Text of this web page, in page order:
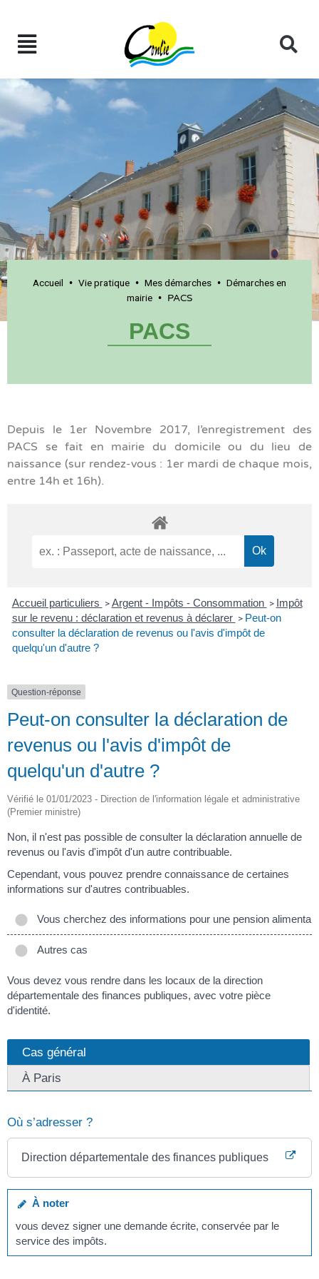
Accueil • Vie pratique • Mes démarches • Démarches en
mairie • PACS
PACS
Depuis le 1er Novembre 2017, l’enregistrement des
PACS se fait en mairie du domicile ou du lieu de
naissance (sur rendez-vous : 1er mardi de chaque mois,
entre 14h et 16h).
Accueil particuliers > Argent - Impôts - Consommation > Impôt
sur le revenu : déclaration et revenus à déclarer > Peut-on
consulter la déclaration de revenus ou l'avis d'impôt de
quelqu'un d'autre ?
Question-réponse
Peut-on consulter la déclaration de
revenus ou l'avis d'impôt de
quelqu'un d'autre ?
Vérifié le 01/01/2023 - Direction de l'information légale et administrative
(Premier ministre)
Non, il n'est pas possible de consulter la déclaration annuelle de
revenus ou l'avis d'impôt d'un autre contribuable.
Cependant, vous pouvez prendre connaissance de certaines
informations sur d'autres contribuables.
Vous cherchez des informations pour une pension
Autres cas
Vous devez vous rendre dans les locaux de la direction
départementale des finances publiques, avec votre pièce
d'identité.
Cas général
À Paris
Où s’adresser ?
Direction départementale des finances publiques
À noter
vous devez signer une demande écrite, conservée par le
service des impôts.